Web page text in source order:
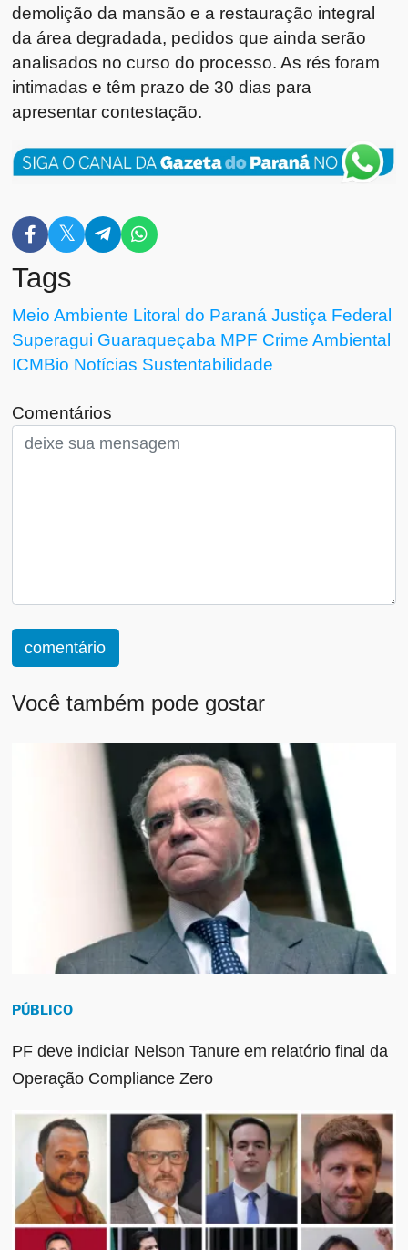
demolição da mansão e a restauração integral
da área degradada, pedidos que ainda serão
analisados no curso do processo. As rés foram
intimadas e têm prazo de 30 dias para
apresentar contestação.
Tags
Meio Ambiente Litoral do Paraná Justiça Federal
Superagui Guaraqueçaba MPF Crime Ambiental
ICMBio Notícias Sustentabilidade
Comentários
comentário
Você também pode gostar
PÚBLICO
PF deve indiciar Nelson Tanure em relatório final da
Operação Compliance Zero